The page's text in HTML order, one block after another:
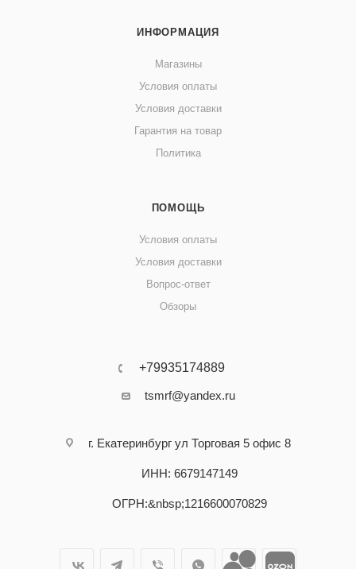
ИНФОРМАЦИЯ
Магазины
Условия оплаты
Условия доставки
Гарантия на товар
Политика
ПОМОЩЬ
Условия оплаты
Условия доставки
Вопрос-ответ
Обзоры
+79935174889
tsmrf@yandex.ru
г. Екатеринбург ул Торговая 5 офис 8
ИНН: 6679147149
ОГРН:&nbsp;1216600070829